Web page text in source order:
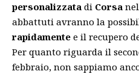
personalizzata di Corsa
abbattuti avranno la
rapidamente e il recupero
Per quanto riguarda il
febbraio, non sappiamo